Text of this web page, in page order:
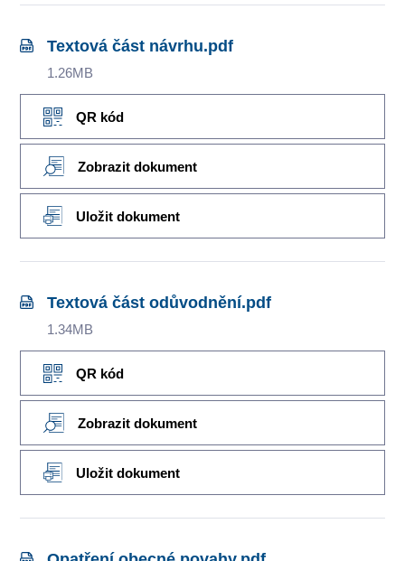
Textová část návrhu.pdf
1.26MB
QR kód
Zobrazit dokument
Uložit dokument
Textová část odůvodnění.pdf
1.34MB
QR kód
Zobrazit dokument
Uložit dokument